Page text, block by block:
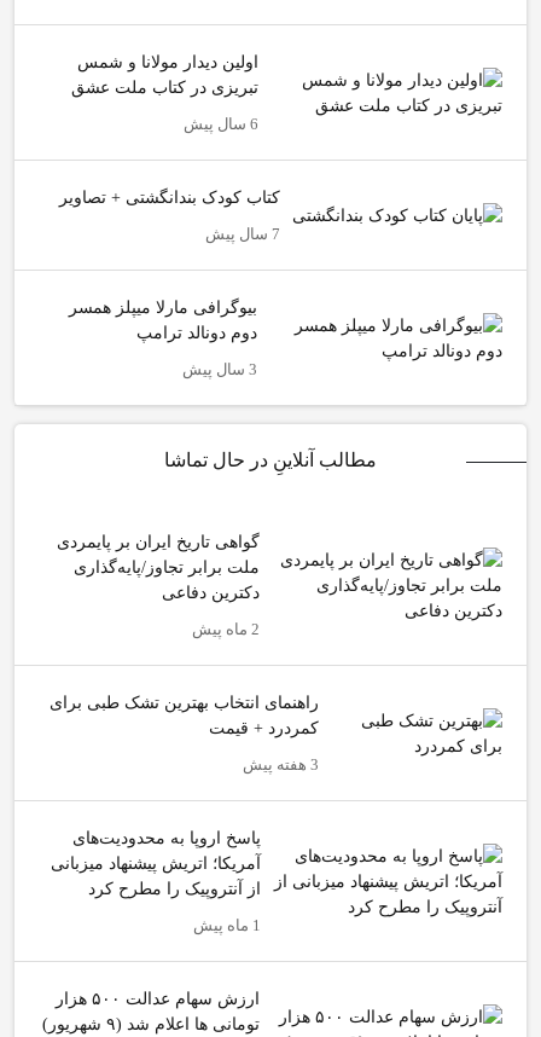
اولین دیدار مولانا و شمس
تبریزی در کتاب ملت عشق
6 سال پیش
کتاب کودک بندانگشتی + تصاویر
7 سال پیش
بیوگرافی مارلا میپلز همسر
دوم دونالد ترامپ
3 سال پیش
مطالب آنلاینِ در حال تماشا
گواهی تاریخ ایران بر پایمردی
ملت برابر تجاوز/پایه‌گذاری
دکترین دفاعی
2 ماه پیش
راهنمای انتخاب بهترین تشک طبی برای
کمردرد + قیمت
3 هفته پیش
پاسخ اروپا به محدودیت‌های
آمریکا؛ اتریش پیشنهاد میزبانی
از آنتروپیک را مطرح کرد
1 ماه پیش
ارزش سهام عدالت ۵۰۰ هزار
تومانی ها اعلام شد (۹ شهریور)